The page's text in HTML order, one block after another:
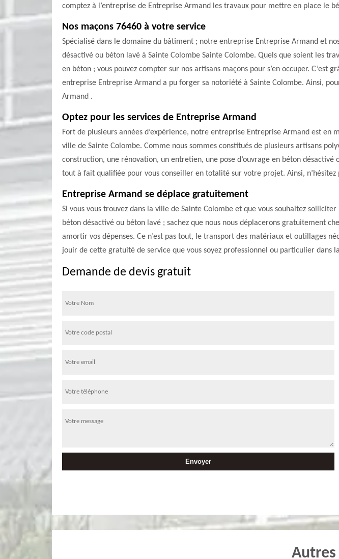
comptez à l’entreprise de Entreprise Armand les travaux pour mettre en place le
Nos maçons 76460 à votre service
Spécialisé dans le domaine du bâtiment ; notre entreprise Entreprise Armand et
désactivé ou béton lavé à Sainte Colombe Sainte Colombe. Quels que soient les
en béton ; vous pouvez compter sur nos artisans maçons pour s’en occuper.
entreprise Entreprise Armand a pu forger sa notoriété à Sainte Colombe. Ainsi,
Armand .
Optez pour les services de Entreprise Armand
Fort de plusieurs années d’expérience, notre entreprise Entreprise Armand est
ville de Sainte Colombe. Comme nous sommes constitués de plusieurs artisans
construction, une rénovation, un entretien, une pose d’ouvrage en béton
tout à fait qualifiée pour vous conseiller en totalité sur votre projet. Ainsi,
Entreprise Armand se déplace gratuitement
Si vous vous trouvez dans la ville de Sainte Colombe et que vous souhaitez
béton désactivé ou béton lavé ; sachez que nous nous déplacerons gratuitement
amortir vos dépenses. Ce n’est pas tout, le transport des matériaux et outillages
jouir de cette gratuité de service que vous soyez professionnel ou particulier dans
Demande de devis gratuit
Autres